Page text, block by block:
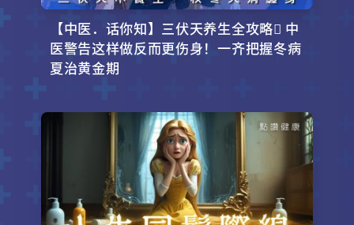
【中医．话你知】三伏天养生全攻略 中
医警告这样做反而更伤身！一齐把握冬病
夏治黄金期